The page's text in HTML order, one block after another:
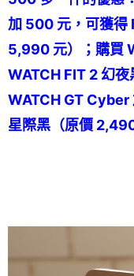
加 500 元，可獲得
5,990 元）；購買
WATCH FIT 2 幻
WATCH GT
星際黑（原價